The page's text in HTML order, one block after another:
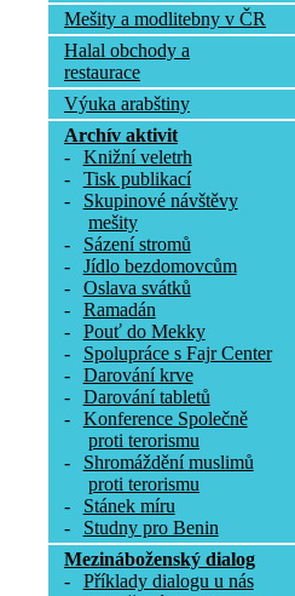
Mešity a modlitebny v ČR
Halal obchody a
restaurace
Výuka arabštiny
Archív aktivit
-
Knižní veletrh
-
Tisk publikací
-
Skupinové návštěvy
mešity
-
Sázení stromů
-
Jídlo bezdomovcům
-
Oslava svátků
-
Ramadán
-
Pouť do Mekky
-
Spolupráce s Fajr Center
-
Darování krve
-
Darování tabletů
-
Konference Společně
proti terorismu
-
Shromáždění muslimů
proti terorismu
-
Stánek míru
-
Studny pro Benin
Mezináboženský dialog
-
Příklady dialogu u nás